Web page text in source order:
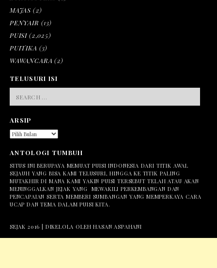
MAJAS (2)
PENYAIR (13)
PUISI (2,025)
PUITIKA (3)
WAWANCARA (2)
TELUSURI ISI
FOR:
ARSIP
ARSIP
ANTOLOGI TUMBUH
SITUS INI BERUPAYA MEMUAT PUISI INDONESIA DARI TITIK AWAL
SEJAUH YANG BISA KAMI TELUSURI, HINGGA KE TITIK PALING
MUTAKHIR DI MANA KAMI YAKIN PUISI TERSEBUT TELAH ATAU AKAN
MENINGGALKAN JEJAK YANG MEWAKILI PERKEMBANGAN DAN
PENCAPAIAN SERTA MEMBERI SUMBANGAN YANG MEMPERKAYA CARA
UCAP DAN TEMA DALAM PUISI KITA.
SEJAK 2016 | DIKELOLA OLEH HASAN ASPAHANI